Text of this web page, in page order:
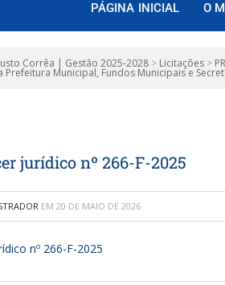
PÁGINA INICIAL O
Corrêa | Gestão 2025-2028 > Licitações >
Municipal, Fundos Municipais e
jurídico nº 266-F-2025
EM 20 DE MAIO DE 2026
nº 266-F-2025